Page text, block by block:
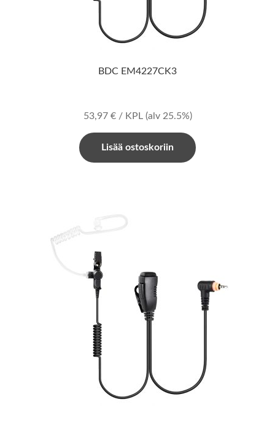
BDC EM4227CK3
53,97 €/ KPL (alv 25.5%)
Lisää ostoskoriin